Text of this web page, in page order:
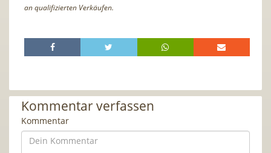
an qualifizierten Verkäufen.
Kommentar verfassen
Kommentar